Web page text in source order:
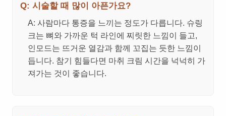
Q: 시술할 때 많이 아픈가요?
A: 사람마다 통증을 느끼는 정도가 다릅니다. 슈링
크는 뼈와 가까운 턱 라인에 찌릿한 느낌이 들고,
인모드는 뜨거운 열감과 함께 꼬집는 듯한 느낌이
듭니다. 참기 힘들다면 마취 크림 시간을 넉넉히 가
져가는 것이 좋습니다.